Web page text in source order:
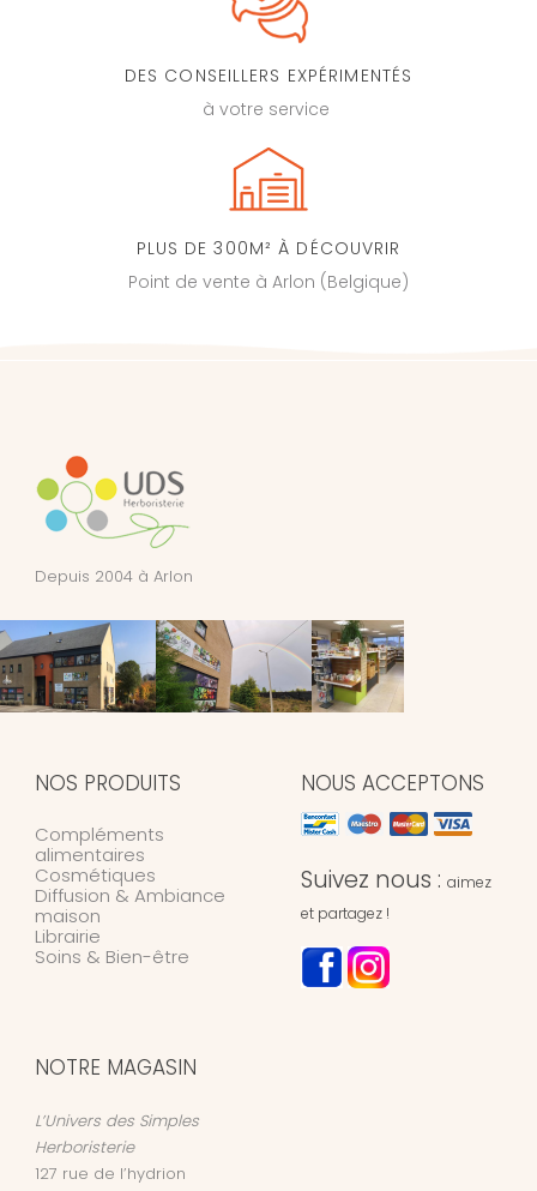
DES CONSEILLERS EXPÉRIMENTÉS
à votre service
PLUS DE 300M² À DÉCOUVRIR
Point de vente à Arlon (Belgique)
Depuis 2004 à Arlon
NOS PRODUITS
Compléments
alimentaires
Cosmétiques
Diffusion & Ambiance
maison
Librairie
Soins & Bien-être
NOUS ACCEPTONS
Suivez nous : aimez
et partagez !
NOTRE MAGASIN
L’Univers des Simples
Herboristerie
127 rue de l’hydrion